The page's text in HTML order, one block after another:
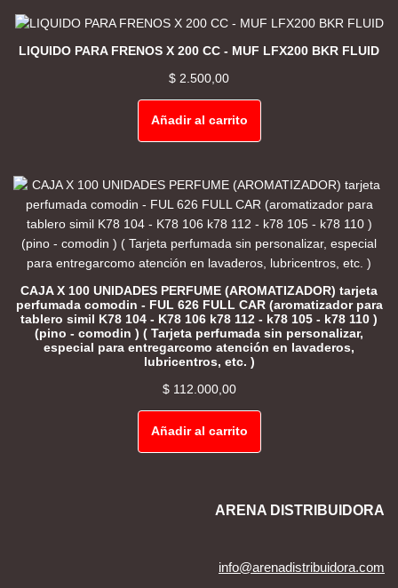
LIQUIDO PARA FRENOS X 200 CC - MUF LFX200 BKR FLUID
$ 2.500,00
Añadir al carrito
CAJA X 100 UNIDADES PERFUME (AROMATIZADOR) tarjeta
perfumada comodin - FUL 626 FULL CAR (aromatizador para
tablero simil K78 104 - K78 106 k78 112 - k78 105 - k78 110 )
(pino - comodin ) ( Tarjeta perfumada sin personalizar,
especial para entregarcomo atención en lavaderos,
lubricentros, etc. )
$112.000,00
Añadir al carrito
ARENA DISTRIBUIDORA
info@arenadistribuidora.com